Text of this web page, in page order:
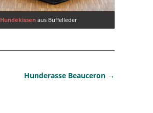
Hundekissenaus Büffelleder
Hunderasse Beauceron →